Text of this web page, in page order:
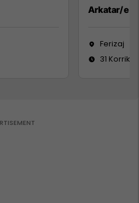
Arkatar/e
Ferizaj
31 Korrik